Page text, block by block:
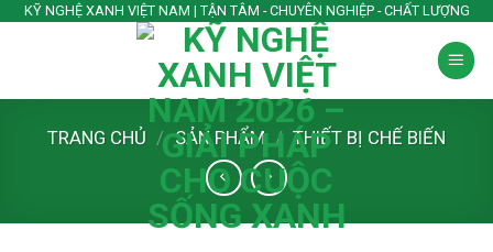
SkipKỸ NGHỆ XANH VIỆT NAM | TẬN TÂM - CHUYÊN NGHIỆP - CHẤT LƯỢNG
TRANG CHỦ / SẢN PHẨM / THIẾT BỊ CHẾ BIẾN